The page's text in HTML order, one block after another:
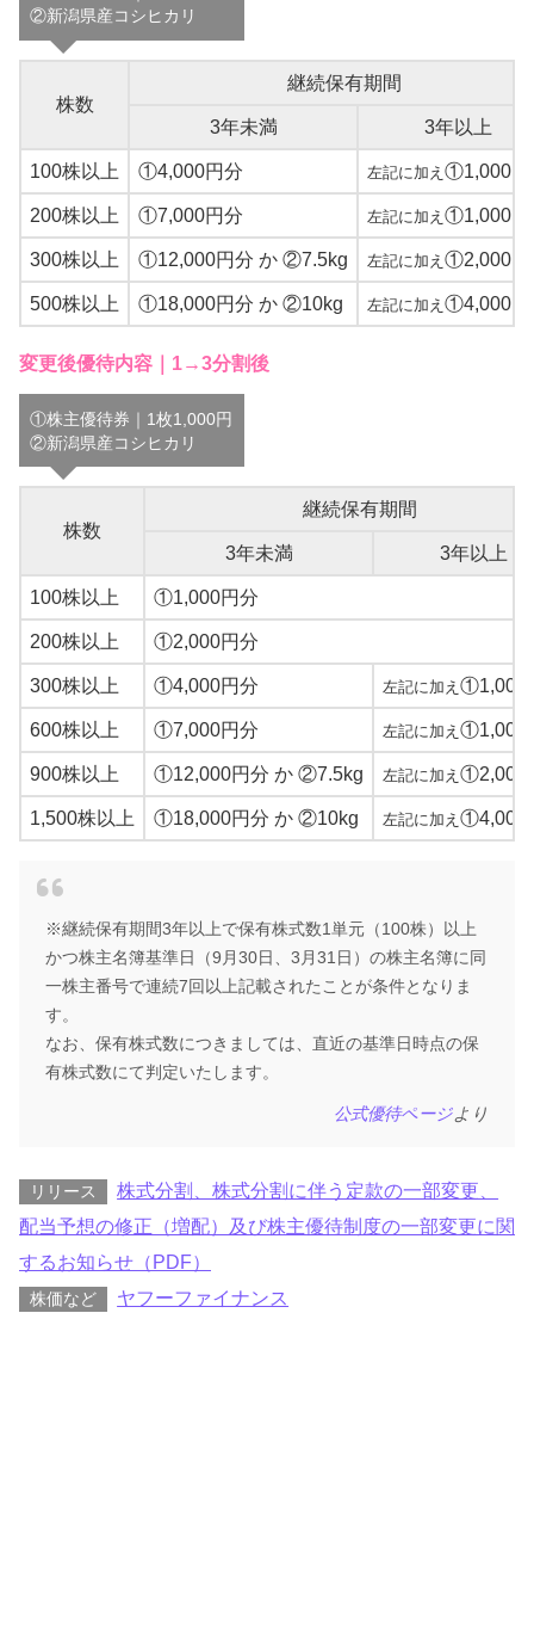
②新潟県産コシヒカリ
株数
継続保有期間
3年未満 3年以上
100株以上 ①4,000円分 左記に加え ①1,000円
200株以上 ①7,000円分 左記に加え ①1,000円
300株以上 ①12,000円分 か ②7.5kg 左記に加え ①2,000円
500株以上 ①18,000円分 か ②10kg 左記に加え ①4,000円
変更後優待内容｜1→3分割後
①株主優待券｜1枚1,000円
②新潟県産コシヒカリ
株数
継続保有期間
3年未満 3年以上
100株以上 ①1,000円分
200株以上 ①2,000円分
300株以上 ①4,000円分 左記に加え ①1,000
600株以上 ①7,000円分 左記に加え ①1,000
900株以上 ①12,000円分 か ②7.5kg 左記に加え ①2,000
1,500株以上 ①18,000円分 か ②10kg 左記に加え ①4,000
※継続保有期間3年以上で保有株式数1単元（100株）以上
かつ株主名簿基準日（9月30日、3月31日）の株主名簿に同
一株主番号で連続7回以上記載されたことが条件となりま
す。
なお、保有株式数につきましては、直近の基準日時点の保
有株式数にて判定いたします。
公式優待ページより
リリース
株式分割、株式分割に伴う定款の一部変更、
配当予想の修正（増配）及び株主優待制度の一部変更に関
するお知らせ（PDF）
株価など ヤフーファイナンス